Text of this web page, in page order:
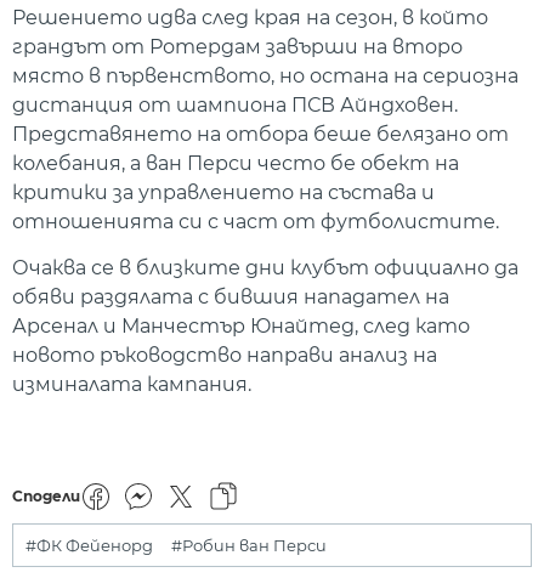
Решението идва след края на сезон, в който
грандът от Ротердам завърши на второ
място в първенството, но остана на сериозна
дистанция от шампиона ПСВ Айндховен.
Представянето на отбора беше белязано от
колебания, а ван Перси често бе обект на
критики за управлението на състава и
отношенията си с част от футболистите.
Очаква се в близките дни клубът официално да
обяви раздялата с бившия нападател на
Арсенал и Манчестър Юнайтед, след като
новото ръководство направи анализ на
изминалата кампания.
Сподели
#ФК Фейенорд #Робин ван Перси